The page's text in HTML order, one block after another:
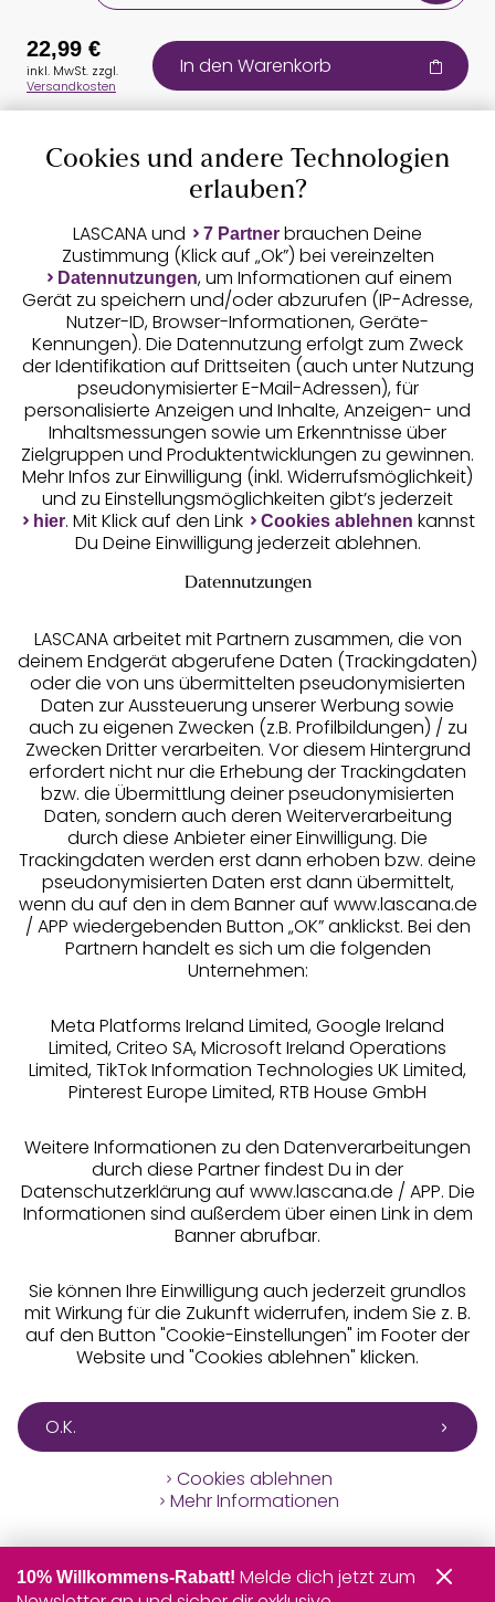
Auszeichnungen
Geprüfte Sicherheit
Unsere Apps
Services
Beratung
Über uns
Rechtliches
Alle Preise inkl. MwSt., zzgl.
Versandkosten
22,99 €
inkl. MwSt. zzgl.
Versandkosten
In den Warenkorb
Cookies und andere Technologien
erlauben?
LASCANA und 7 Partner brauchen Deine
Zustimmung (Klick auf „Ok”) bei vereinzelten
Datennutzungen, um Informationen auf einem
Gerät zu speichern und/oder abzurufen (IP-Adresse,
Nutzer-ID, Browser-Informationen, Geräte-
Kennungen). Die Datennutzung erfolgt zum Zweck
der Identifikation auf Drittseiten (auch unter Nutzung
pseudonymisierter E-Mail-Adressen), für
personalisierte Anzeigen und Inhalte, Anzeigen- und
Inhaltsmessungen sowie um Erkenntnisse über
Zielgruppen und Produktentwicklungen zu gewinnen.
Mehr Infos zur Einwilligung (inkl. Widerrufsmöglichkeit)
und zu Einstellungsmöglichkeiten gibt’s jederzeit
hier. Mit Klick auf den Link Cookies ablehnen kannst
Du Deine Einwilligung jederzeit ablehnen.
Datennutzungen
LASCANA arbeitet mit Partnern zusammen, die von
deinem Endgerät abgerufene Daten (Trackingdaten)
oder die von uns übermittelten pseudonymisierten
Daten zur Aussteuerung unserer Werbung sowie
auch zu eigenen Zwecken (z.B. Profilbildungen) / zu
Zwecken Dritter verarbeiten. Vor diesem Hintergrund
erfordert nicht nur die Erhebung der Trackingdaten
bzw. die Übermittlung deiner pseudonymisierten
Daten, sondern auch deren Weiterverarbeitung
durch diese Anbieter einer Einwilligung. Die
Trackingdaten werden erst dann erhoben bzw. deine
pseudonymisierten Daten erst dann übermittelt,
wenn du auf den in dem Banner auf www.lascana.de
/ APP wiedergebenden Button „OK” anklickst. Bei den
Partnern handelt es sich um die folgenden
Unternehmen:
Meta Platforms Ireland Limited, Google Ireland
Limited, Criteo SA, Microsoft Ireland Operations
Limited, TikTok Information Technologies UK Limited,
Pinterest Europe Limited, RTB House GmbH
Weitere Informationen zu den Datenverarbeitungen
durch diese Partner findest Du in der
Datenschutzerklärung auf www.lascana.de / APP. Die
Informationen sind außerdem über einen Link in dem
Banner abrufbar.
Sie können Ihre Einwilligung auch jederzeit grundlos
mit Wirkung für die Zukunft widerrufen, indem Sie z. B.
auf den Button "Cookie-Einstellungen" im Footer der
Website und "Cookies ablehnen" klicken.
O.K.
Cookies ablehnen
Mehr Informationen
10% Willkommens-Rabatt! Melde dich jetzt zum